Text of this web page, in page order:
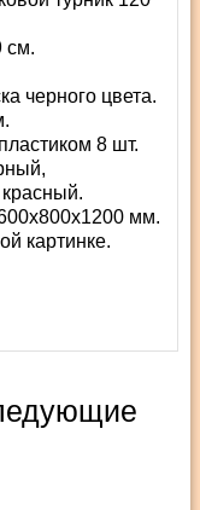
см.
черного цвета.
8 шт.
мм.
картинке.